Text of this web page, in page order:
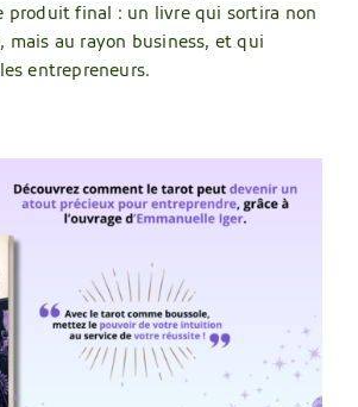
produit final : un livre qui sortira non
mais au rayon business, et qui
entrepreneurs.